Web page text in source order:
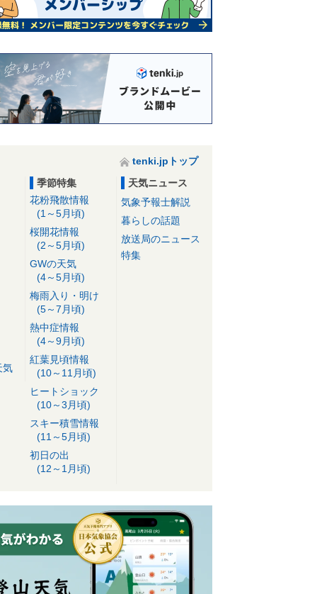
tenki.jpトップ
気
季節特集
花粉飛散情報
(1～5月頃)
桜開花情報
(2～5月頃)
GWの天気
(4～5月頃)
梅雨入り・明け
(5～7月頃)
熱中症情報
(4～9月頃)
紅葉見頃情報
(10～11月頃)
ヒートショック
(10～3月頃)
スキー積雪情報
(11～5月頃)
初日の出
(12～1月頃)
天気ニュース
気象予報士解説
暮らしの話題
放送局のニュース
特集